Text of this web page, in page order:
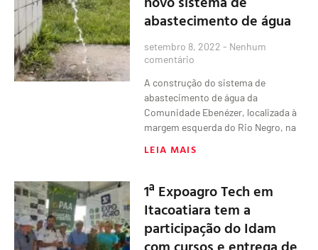
abastecimento de água
setembro 8, 2022 Nenhum
comentário
A construção do sistema de
abastecimento de água da
Comunidade Ebenézer, localizada à
margem esquerda do Rio Negro, na
LEIA MAIS
1ª Expoagro Tech em
Itacoatiara tem a
participação do Idam
com cursos e entrega de